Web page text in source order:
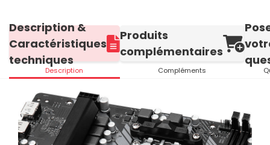
Description &
Caractéristiques
techniques
Description
Produits
complémentaires
Compléments